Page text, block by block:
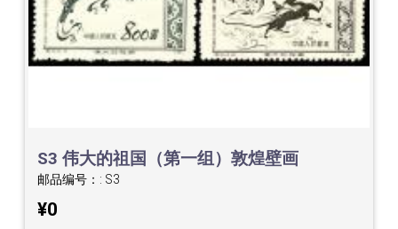
S3 伟大的祖国（第一组）敦煌壁画
邮品编号：: S3
¥0